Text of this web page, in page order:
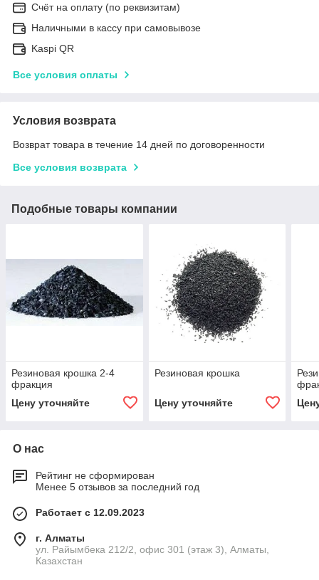
Счёт на оплату (по реквизитам)
Наличными в кассу при самовывозе
Kaspi QR
Все условия оплаты
Условия возврата
Возврат товара в течение 14 дней по договоренности
Все условия возврата
Подобные товары компании
Резиновая крошка 2-4
фракция
Цену уточняйте
Резиновая крошка
Цену уточняйте
О нас
Рейтинг не сформирован
Менее 5 отзывов за последний год
Работает с 12.09.2023
г. Алматы
ул. Райымбека 212/2, офис 301 (этаж 3), Алматы,
Казахстан